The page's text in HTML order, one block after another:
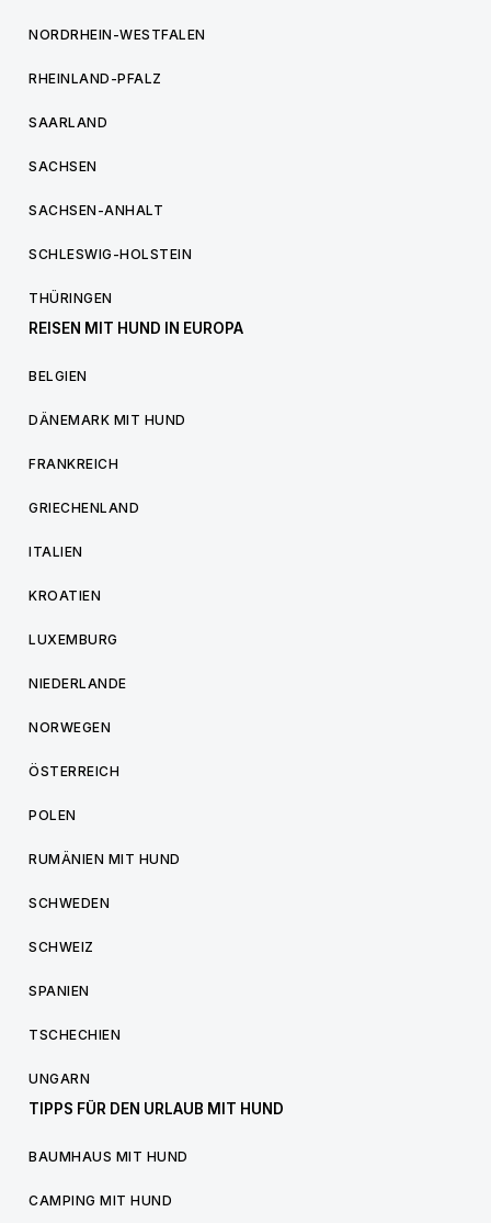
NORDRHEIN-WESTFALEN
RHEINLAND-PFALZ
SAARLAND
SACHSEN
SACHSEN-ANHALT
SCHLESWIG-HOLSTEIN
THÜRINGEN
REISEN MIT HUND IN EUROPA
BELGIEN
DÄNEMARK MIT HUND
FRANKREICH
GRIECHENLAND
ITALIEN
KROATIEN
LUXEMBURG
NIEDERLANDE
NORWEGEN
ÖSTERREICH
POLEN
RUMÄNIEN MIT HUND
SCHWEDEN
SCHWEIZ
SPANIEN
TSCHECHIEN
UNGARN
TIPPS FÜR DEN URLAUB MIT HUND
BAUMHAUS MIT HUND
CAMPING MIT HUND